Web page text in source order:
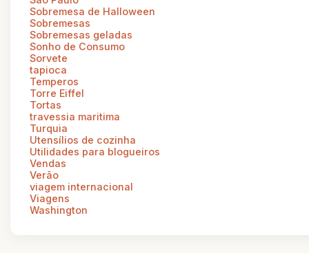
Sobremesa de Halloween
Sobremesas
Sobremesas geladas
Sonho de Consumo
Sorvete
tapioca
Temperos
Torre Eiffel
Tortas
travessia maritima
Turquia
Utensílios de cozinha
Utilidades para blogueiros
Vendas
Verão
viagem internacional
Viagens
Washington